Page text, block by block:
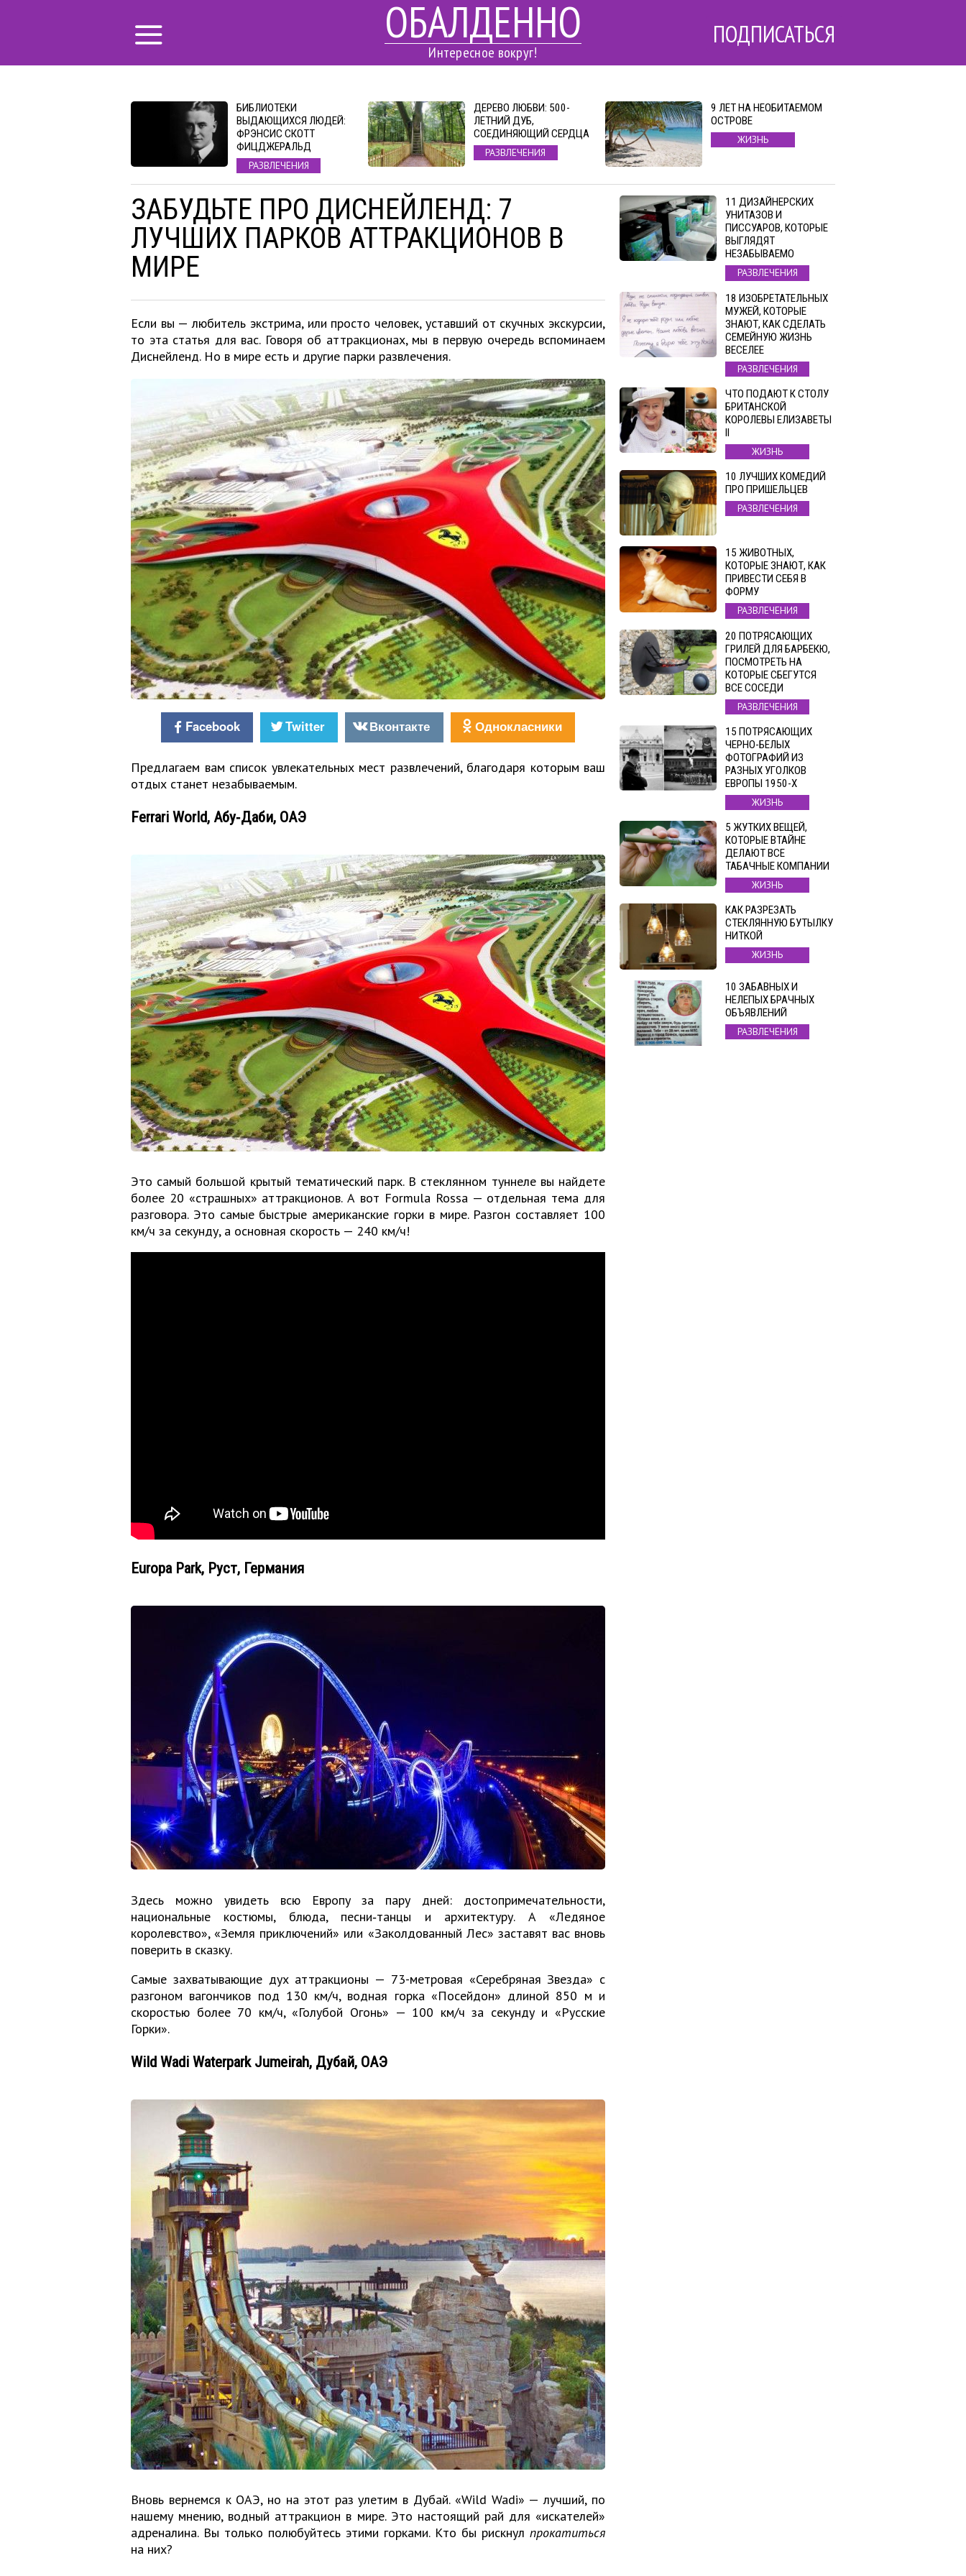
ОБАЛДЕННО
Интересное вокруг!
ПОДПИСАТЬСЯ
БИБЛИОТЕКИ
ВЫДАЮЩИХСЯ ЛЮДЕЙ:
ФРЭНСИС СКОТТ
ФИЦДЖЕРАЛЬД
РАЗВЛЕЧЕНИЯ
ДЕРЕВО ЛЮБВИ: 500-
ЛЕТНИЙ ДУБ,
СОЕДИНЯЮЩИЙ СЕРДЦА
РАЗВЛЕЧЕНИЯ
9 ЛЕТ НА НЕОБИТАЕМОМ
ОСТРОВЕ
ЖИЗНЬ
ЗАБУДЬТЕ ПРО ДИСНЕЙЛЕНД: 7
ЛУЧШИХ ПАРКОВ АТТРАКЦИОНОВ В
МИРЕ
Если вы — любитель экстрима, или просто человек, уставший от скучных экскурсии,
то эта статья для вас. Говоря об аттракционах, мы в первую очередь вспоминаем
Диснейленд. Но в мире есть и другие парки развлечения.
Facebook Twitter Вконтакте Однокласники
Предлагаем вам список увлекательных мест развлечений, благодаря которым ваш
отдых станет незабываемым.
Ferrari World, Абу‑Даби, ОАЭ
Это самый большой крытый тематический парк. В стеклянном туннеле вы найдете
более 20 «страшных» аттракционов. А вот Formula Rossa — отдельная тема для
разговора. Это самые быстрые американские горки в мире. Разгон составляет 100
км/ч за секунду, а основная скорость — 240 км/ч!
Europa Park, Руст, Германия
Здесь можно увидеть всю Европу за пару дней: достопримечательности,
национальные костюмы, блюда, песни‑танцы и архитектуру. А «Ледяное
королевство», «Земля приключений» или «Заколдованный Лес» заставят вас вновь
поверить в сказку.
Самые захватывающие дух аттракционы — 73-метровая «Серебряная Звезда» с
разгоном вагончиков под 130 км/ч, водная горка «Посейдон» длиной 850 м и
скоростью более 70 км/ч, «Голубой Огонь» — 100 км/ч за секунду и «Русские
Горки».
Wild Wadi Waterpark Jumeirah, Дубай, ОАЭ
Вновь вернемся к ОАЭ, но на этот раз улетим в Дубай. «Wild Wadi» — лучший, по
нашему мнению, водный аттракцион в мире. Это настоящий рай для «искателей»
адреналина. Вы только полюбуйтесь этими горками. Кто бы рискнул прокатиться
на них?
11 ДИЗАЙНЕРСКИХ
УНИТАЗОВ И
ПИССУАРОВ, КОТОРЫЕ
ВЫГЛЯДЯТ
НЕЗАБЫВАЕМО
РАЗВЛЕЧЕНИЯ
18 ИЗОБРЕТАТЕЛЬНЫХ
МУЖЕЙ, КОТОРЫЕ
ЗНАЮТ, КАК СДЕЛАТЬ
СЕМЕЙНУЮ ЖИЗНЬ
ВЕСЕЛЕЕ
РАЗВЛЕЧЕНИЯ
ЧТО ПОДАЮТ К СТОЛУ
БРИТАНСКОЙ
КОРОЛЕВЫ ЕЛИЗАВЕТЫ
II
ЖИЗНЬ
10 ЛУЧШИХ КОМЕДИЙ
ПРО ПРИШЕЛЬЦЕВ
РАЗВЛЕЧЕНИЯ
15 ЖИВОТНЫХ,
КОТОРЫЕ ЗНАЮТ, КАК
ПРИВЕСТИ СЕБЯ В
ФОРМУ
РАЗВЛЕЧЕНИЯ
20 ПОТРЯСАЮЩИХ
ГРИЛЕЙ ДЛЯ БАРБЕКЮ,
ПОСМОТРЕТЬ НА
КОТОРЫЕ СБЕГУТСЯ
ВСЕ СОСЕДИ
РАЗВЛЕЧЕНИЯ
15 ПОТРЯСАЮЩИХ
ЧЕРНО-БЕЛЫХ
ФОТОГРАФИЙ ИЗ
РАЗНЫХ УГОЛКОВ
ЕВРОПЫ 1950-Х
ЖИЗНЬ
5 ЖУТКИХ ВЕЩЕЙ,
КОТОРЫЕ ВТАЙНЕ
ДЕЛАЮТ ВСЕ
ТАБАЧНЫЕ КОМПАНИИ
ЖИЗНЬ
КАК РАЗРЕЗАТЬ
СТЕКЛЯННУЮ БУТЫЛКУ
НИТКОЙ
ЖИЗНЬ
10 ЗАБАВНЫХ И
НЕЛЕПЫХ БРАЧНЫХ
ОБЪЯВЛЕНИЙ
РАЗВЛЕЧЕНИЯ